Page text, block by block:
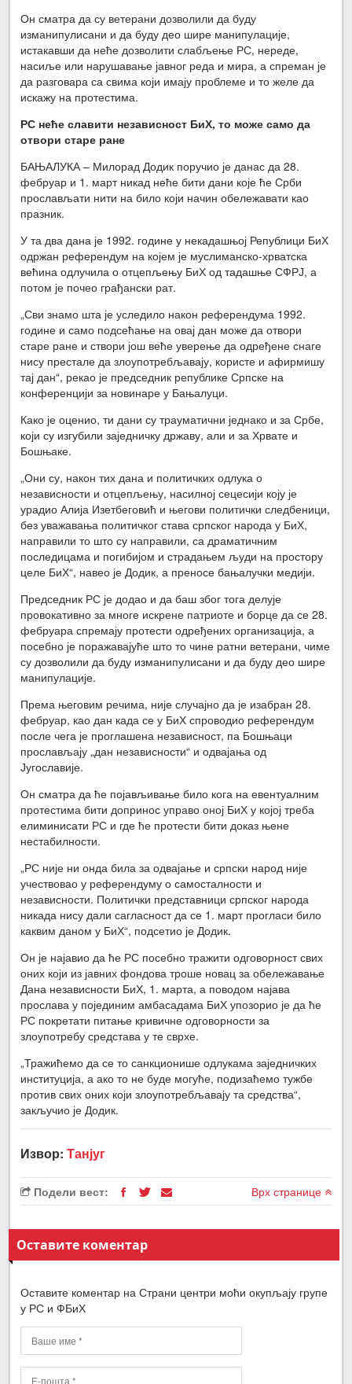
Он сматра да су ветерани дозволили да буду
изманипулисани и да буду део шире манипулације,
истакавши да неће дозволити слабљење РС, нереде,
насиље или нарушавање јавног реда и мира, а спреман је
да разговара са свима који имају проблеме и то желе да
искажу на протестима.
РС неће славити независност БиХ, то може само да
отвори старе ране
БАЊАЛУКА – Милорад Додик поручио је данас да 28.
фебруар и 1. март никад неће бити дани које ће Срби
прослављати нити на било који начин обележавати као
празник.
У та два дана је 1992. године у некадашњој Републици БиХ
одржан референдум на којем је муслиманско-хрватска
већина одлучила о отцепљењу БиХ од тадашње СФРЈ, а
потом је почео грађански рат.
„Сви знамо шта је уследило након референдума 1992.
године и само подсећање на овај дан може да отвори
старе ране и створи још веће уверење да одређене снаге
нису престале да злоупотребљавају, користе и афирмишу
тај дан“, рекао је председник републике Српске на
конференцији за новинаре у Бањалуци.
Како је оценио, ти дани су трауматични једнако и за Србе,
који су изгубили заједничку државу, али и за Хрвате и
Бошњаке.
„Они су, након тих дана и политичких одлука о
независности и отцепљењу, насилној сецесији коју је
урадио Алија Изетбеговић и његови политички следбеници,
без уважавања политичког става српског народа у БиХ,
направили то што су направили, са драматичним
последицама и погибијом и страдањем људи на простору
целе БиХ“, навео је Додик, а преносе бањалучки медији.
Председник РС је додао и да баш због тога делује
провокативно за многе искрене патриоте и борце да се 28.
фебруара спремају протести одређених организација, а
посебно је поражавајуће што то чине ратни ветерани, чиме
су дозволили да буду изманипулисани и да буду део шире
манипулације.
Према његовим речима, није случајно да је изабран 28.
фебруар, као дан када се у БиХ спроводио референдум
после чега је проглашена независност, па Бошњаци
прослављају „дан независности“ и одвајања од
Југославије.
Он сматра да ће појављивање било кога на евентуалним
протестима бити допринос управо оној БиХ у којој треба
елиминисати РС и где ће протести бити доказ њене
нестабилности.
„РС није ни онда била за одвајање и српски народ није
учествовао у референдуму о самосталности и
независности. Политички представници српског народа
никада нису дали сагласност да се 1. март прогласи било
каквим даном у БиХ“, подсетио је Додик.
Он је најавио да ће РС посебно тражити одговорност свих
оних који из јавних фондова троше новац за обележавање
Дана независности БиХ, 1. марта, а поводом најава
прослава у појединим амбасадама БиХ упозорио је да ће
РС покретати питање кривичне одговорности за
злоупотребу средстава у те сврхе.
„Тражићемо да се то санкционише одлукама заједничких
институција, а ако то не буде могуће, подизаћемо тужбе
против свих оних који злоупотребљавају та средства“,
закључио је Додик.
Извор:Танјуг
Подели вест: Врх странице
Оставите коментар
Оставите коментар на Страни центри моћи окупљају групе
у РС и ФБиХ